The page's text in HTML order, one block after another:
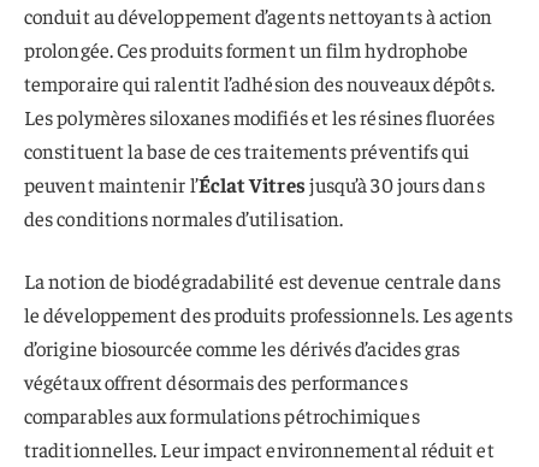
conduit au développement d’agents nettoyants à action
prolongée. Ces produits forment un film hydrophobe
temporaire qui ralentit l’adhésion des nouveaux dépôts.
Les polymères siloxanes modifiés et les résines fluorées
constituent la base de ces traitements préventifs qui
peuvent maintenir l’Éclat Vitresjusqu’à 30 jours dans
des conditions normales d’utilisation.
La notion de biodégradabilité est devenue centrale dans
le développement des produits professionnels. Les agents
d’origine biosourcée comme les dérivés d’acides gras
végétaux offrent désormais des performances
comparables aux formulations pétrochimiques
traditionnelles. Leur impact environnemental réduit et